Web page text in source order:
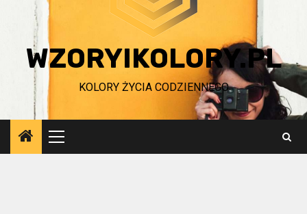
WZORYIKOLORY.PL
KOLORY ŻYCIA CODZIENNEGO
Menu
główne